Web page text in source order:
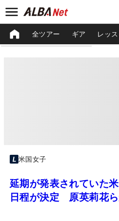
全ツアー ギア レッ
米国女子
延期が発表されていた
日程が決定 原英莉花